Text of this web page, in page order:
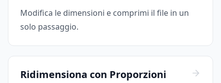
Modifica le dimensioni e comprimi il file in un
solo passaggio.
Ridimensiona con Proporzioni